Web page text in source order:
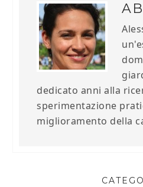
dedicato anni alla
sperimentazione
miglioramento della